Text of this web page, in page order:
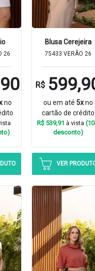
26
no
Blusa Cerejeira
75433 VERÃO 26
R$
ou em até 5xno
cartão de crédito
R$ 539,91 à vista
desconto)
VER